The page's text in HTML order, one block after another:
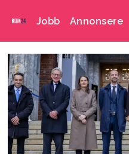
Jobb Annonsere